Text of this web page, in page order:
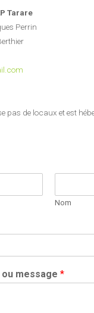
Tarare
Perrin
pas de locaux et est
Nom
message *